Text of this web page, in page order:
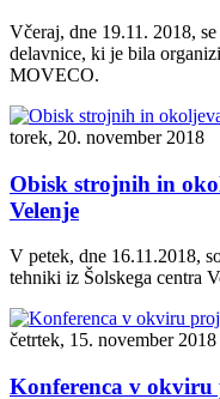
Včeraj, dne 19.11. 2018,
delavnice, ki je bila
MOVECO.
torek, 20. november 2018
Obisk strojnih in
Velenje
V petek, dne 16.11.2018,
tehniki iz Šolskega centra
četrtek, 15. november 2018
Konferenca v